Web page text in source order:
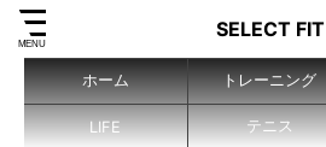
SELECT FIT
ホーム トレーニング
LIFE テニス